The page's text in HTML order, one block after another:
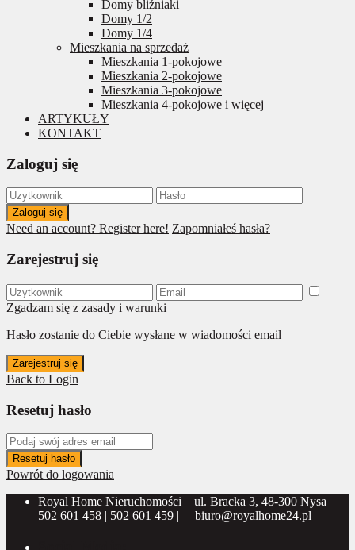
Domy bliźniaki
Domy 1/2
Domy 1/4
Mieszkania na sprzedaż
Mieszkania 1-pokojowe
Mieszkania 2-pokojowe
Mieszkania 3-pokojowe
Mieszkania 4-pokojowe i więcej
ARTYKUŁY
KONTAKT
Zaloguj się
Zaloguj się
Need an account? Register here! Zapomniałeś hasła?
Zarejestruj się
Zgadzam się z zasady i warunki
Hasło zostanie do Ciebie wysłane w wiadomości email
Zarejestruj się
Back to Login
Resetuj hasło
Resetuj hasło
Powrót do logowania
Royal Home Nieruchomości
ul. Bracka 3, 48-300 Nysa
502 601 458 | 502 601 459 | biuro@royalhome24.pl